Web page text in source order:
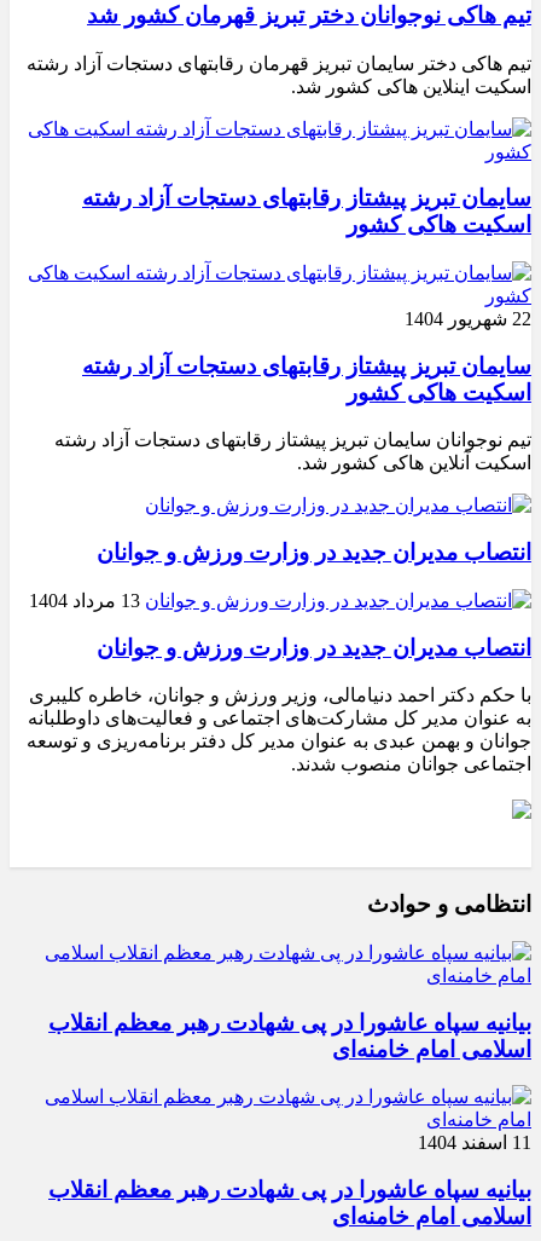
تیم هاکی نوجوانان دختر تبریز قهرمان کشور شد
تیم هاکی دختر سایمان تبریز قهرمان رقابتهای دستجات آزاد رشته
اسکیت اینلاین هاکی کشور شد.
سایمان تبریز پیشتاز رقابتهای دستجات آزاد رشته
اسکیت هاکی کشور
22 شهریور 1404
سایمان تبریز پیشتاز رقابتهای دستجات آزاد رشته
اسکیت هاکی کشور
تیم نوجوانان سایمان تبریز پیشتاز رقابتهای دستجات آزاد رشته
اسکیت آنلاین هاکی کشور شد.
انتصاب مدیران جدید در وزارت ورزش و جوانان
13 مرداد 1404
انتصاب مدیران جدید در وزارت ورزش و جوانان
با حکم دکتر احمد دنیامالی، وزیر ورزش و جوانان، خاطره کلیبری
به عنوان مدیر کل مشارکت‌های اجتماعی و فعالیت‌های داوطلبانه
جوانان و بهمن عبدی به عنوان مدیر کل دفتر برنامه‌ریزی و توسعه
اجتماعی جوانان منصوب شدند.
انتظامی و حوادث
بیانیه سپاه عاشورا در پی شهادت رهبر معظم انقلاب
اسلامی امام خامنه‌ای
11 اسفند 1404
بیانیه سپاه عاشورا در پی شهادت رهبر معظم انقلاب
اسلامی امام خامنه‌ای